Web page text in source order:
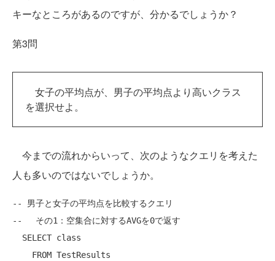
キーなところがあるのですが、分かるでしょうか？
第3問
女子の平均点が、男子の平均点より高いクラス
を選択せよ。
今までの流れからいって、次のようなクエリを考えた
人も多いのではないでしょうか。
-- 男子と女子の平均点を比較するクエリ
-- 　その1：空集合に対するAVGを0で返す
SELECT class
FROM